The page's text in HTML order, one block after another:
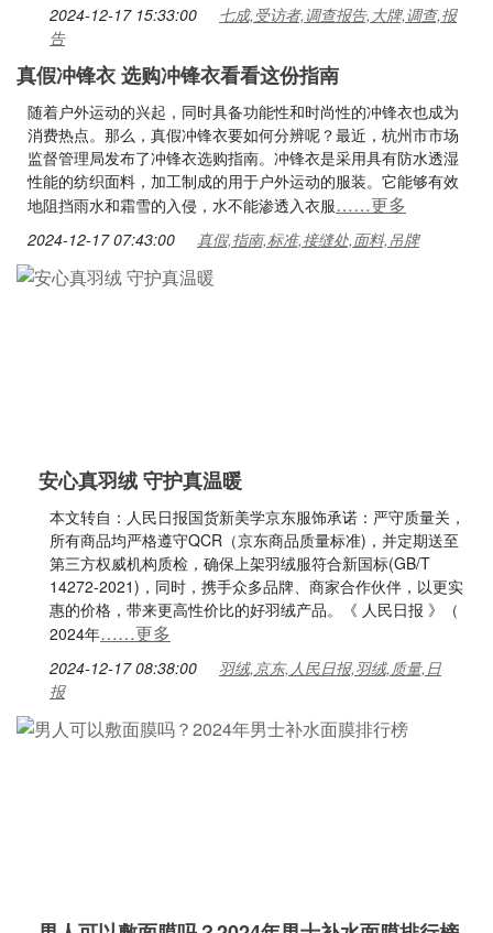
2024-12-17 15:33:00
七成,受访者,调查报告,大牌,调查,报
告
真假冲锋衣 选购冲锋衣看看这份指南
随着户外运动的兴起，同时具备功能性和时尚性的冲锋衣也成为
消费热点。那么，真假冲锋衣要如何分辨呢？最近，杭州市市场
监督管理局发布了冲锋衣选购指南。冲锋衣是采用具有防水透湿
性能的纺织面料，加工制成的用于户外运动的服装。它能够有效
地阻挡雨水和霜雪的入侵，水不能渗透入衣服……更多
2024-12-17 07:43:00 真假,指南,标准,接缝处,面料,吊牌
安心真羽绒 守护真温暖
本文转自：人民日报国货新美学京东服饰承诺：严守质量关，
所有商品均严格遵守QCR（京东商品质量标准)，并定期送至
第三方权威机构质检，确保上架羽绒服符合新国标(GB/T
14272-2021)，同时，携手众多品牌、商家合作伙伴，以更实
惠的价格，带来更高性价比的好羽绒产品。《 人民日报 》（
2024年……更多
2024-12-17 08:38:00
羽绒,京东,人民日报,羽绒,质量,日
报